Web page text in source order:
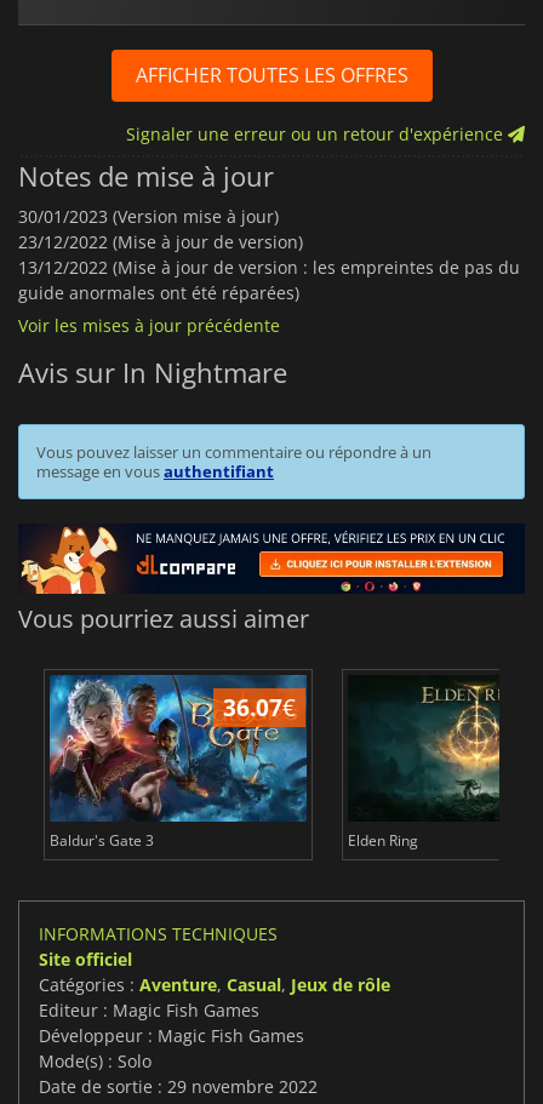
AFFICHER TOUTES LES OFFRES
Signaler une erreur ou un retour d'expérience
Notes de mise à jour
30/01/2023 (Version mise à jour)
23/12/2022 (Mise à jour de version)
13/12/2022 (Mise à jour de version : les empreintes de pas du
guide anormales ont été réparées)
Voir les mises à jour précédente
Avis sur In Nightmare
Vous pouvez laisser un commentaire ou répondre à un
message en vousauthentifiant
Vous pourriez aussi aimer
36.07€
Baldur's Gate 3 Elden Ring
INFORMATIONS TECHNIQUES
Site officiel
Catégories : Aventure, Casual, Jeux de rôle
Editeur : Magic Fish Games
Développeur : Magic Fish Games
Mode(s) : Solo
Date de sortie : 29 novembre 2022